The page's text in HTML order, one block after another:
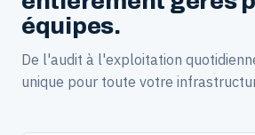
équipes.
De l'audit à l'exploitation
unique pour toute votre